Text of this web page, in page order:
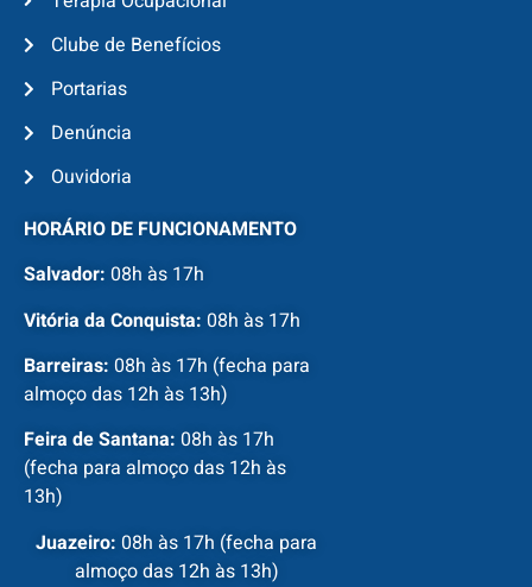
Clube de Benefícios
Portarias
Denúncia
Ouvidoria
HORÁRIO DE FUNCIONAMENTO
Salvador: 08h às 17h
Vitória da Conquista: 08h às 17h
Barreiras: 08h às 17h (fecha para
almoço das 12h às 13h)
Feira de Santana: 08h às 17h
(fecha para almoço das 12h às
13h)
Juazeiro: 08h às 17h (fecha para
almoço das 12h às 13h)